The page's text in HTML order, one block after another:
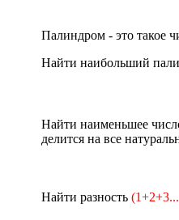
Палиндром - это такое
Найти наибольший
Найти наименьшее
делится на все
Найти разность